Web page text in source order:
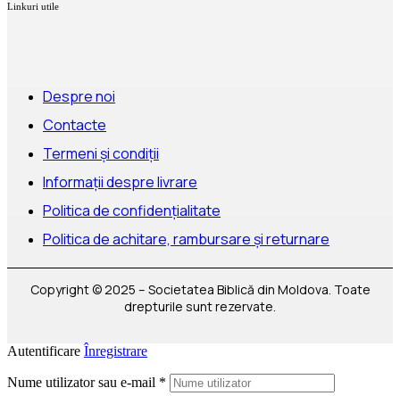
Linkuri utile
Despre noi
Contacte
Termeni și condiții
Informații despre livrare
Politica de confidențialitate
Politica de achitare, rambursare și returnare
Copyright © 2025 – Societatea Biblică din Moldova. Toate
drepturile sunt rezervate.
Autentificare Înregistrare
Nume utilizator sau e-mail *